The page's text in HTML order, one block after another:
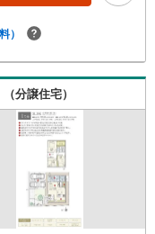
）
分譲住宅）